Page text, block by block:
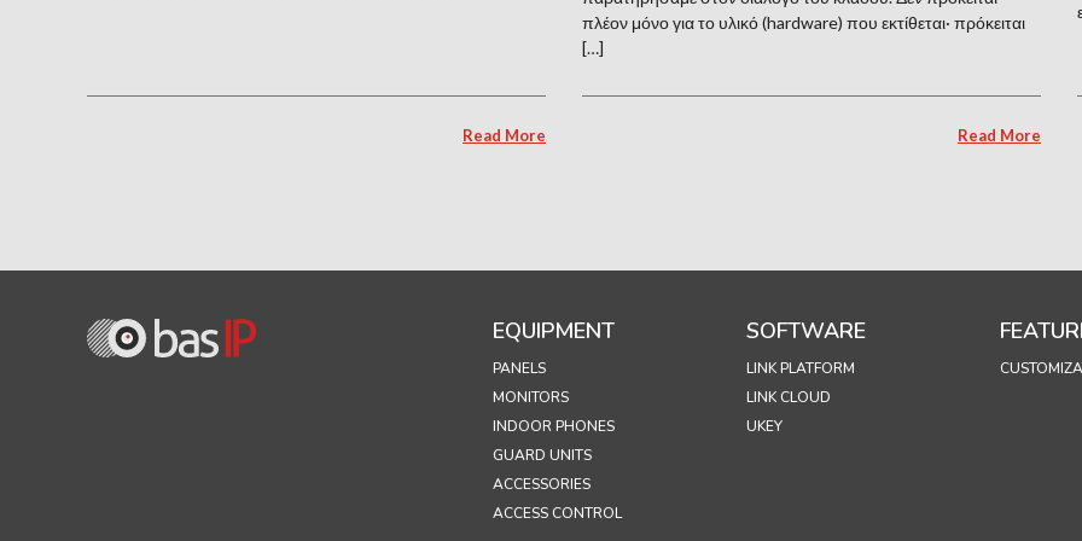
Read More
πλέον μόνο για το υλικό (hardware) που εκτίθεται· πρόκειται
[…]
Read More
EQUIPMENT
PANELS
MONITORS
INDOOR PHONES
GUARD UNITS
ACCESSORIES
ACCESS CONTROL
SOFTWARE
LINK PLATFORM
LINK CLOUD
UKEY